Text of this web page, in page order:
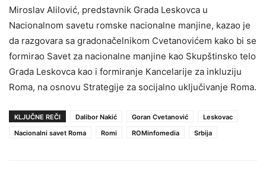
Miroslav Alilović, predstavnik Grada Leskovca u
Nacionalnom savetu romske nacionalne manjine, kazao je
da razgovara sa gradonačelnikom Cvetanovićem kako bi se
formirao Savet za nacionalne manjine kao Skupštinsko telo
Grada Leskovca kao i formiranje Кancelarije za inkluziju
Roma, na osnovu Strategije za socijalno uključivanje Roma.
KLJUČNE REČI Dalibor Nakić Goran Cvetanović
Leskovac
Nacionalni savet Roma
Romi ROMinfomedia Srbija